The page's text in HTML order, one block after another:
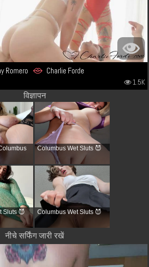
Romero Charlie Forde
1.5K
विज्ञापन
Columbus Wet Sluts 😈
Sluts 😈 Columbus Wet Sluts 😈
नीचे सर्फिंग जारी रखें